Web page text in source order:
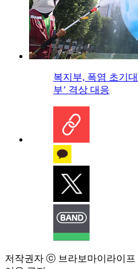
복지부, 폭염 초기
부’ 격상 대응
저작권자 ⓒ 브라보마이라이